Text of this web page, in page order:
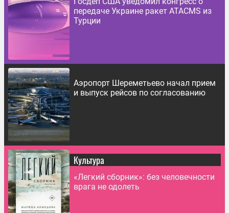
передаче Украине ракет ATACMS из
Турции
Аэропорт Шереметьево начал прием
и выпуск рейсов по согласованию
Культура
«Легкий сборник»: без человечности
врага не одолеть